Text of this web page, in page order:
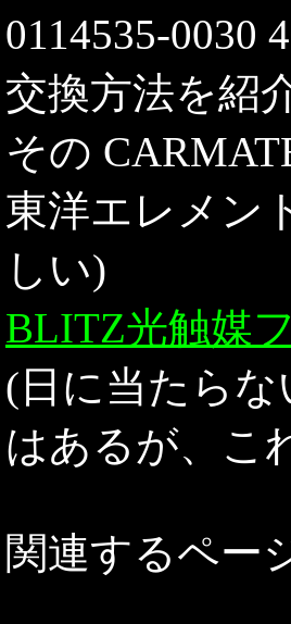
0114535-0030
交換方法を紹
その
東洋エレメン
しい)
BLITZ光触媒
(日に当たら
はあるが、こ
関連するペー